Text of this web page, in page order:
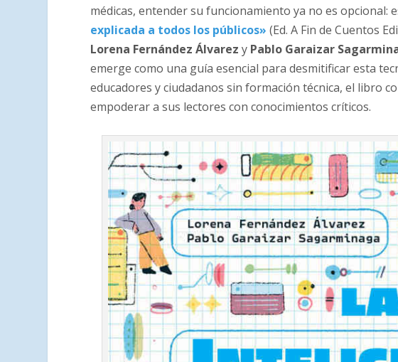
médicas, entender su funcionamiento ya no es opcional:
explicada a todos los públicos» (Ed. A Fin de Cuentos
Lorena Fernández Álvarez y Pablo Garaizar
emerge como una guía esencial para desmitificar esta
educadores y ciudadanos sin formación técnica, el libro
empoderar a sus lectores con conocimientos críticos.